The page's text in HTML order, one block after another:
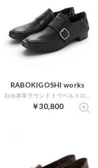
RABOKIGOSHI works
￥30,800